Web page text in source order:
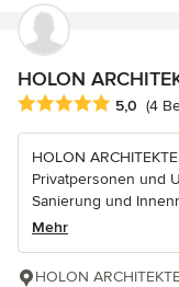
HOLON
Durchschnittliche
5,0 (4
HOLON
Privatpersonen und
Sanierung und
Mehr
HOLON